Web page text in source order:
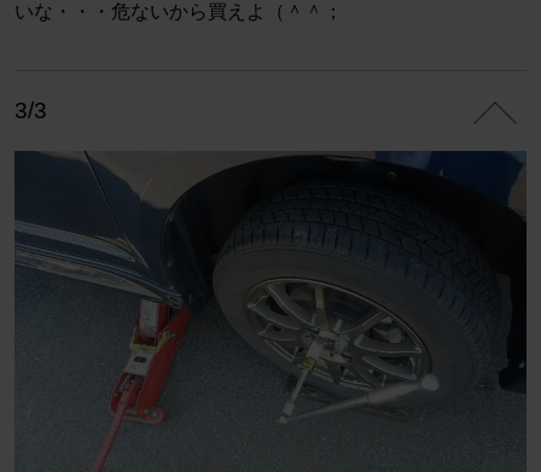
いな・・・危ないから買えよ（＾＾；
3/3